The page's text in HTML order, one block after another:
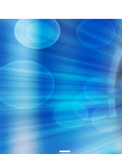
to
contentvinivida.lk